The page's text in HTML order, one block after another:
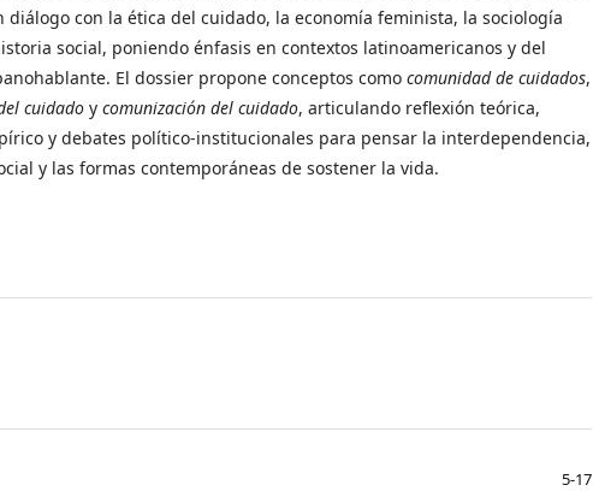
diálogo con la ética del cuidado, la economía feminista, la sociología
social, poniendo énfasis en contextos latinoamericanos y del
El dossier propone conceptos como comunidad de cuidados,
cuidado y comunización del cuidado, articulando reflexión teórica,
y debates político-institucionales para pensar la interdependencia,
y las formas contemporáneas de sostener la vida.
5-17